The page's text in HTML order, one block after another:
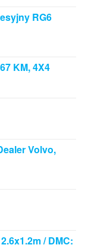
RG6
KM, 4X4
Volvo,
/ DMC: